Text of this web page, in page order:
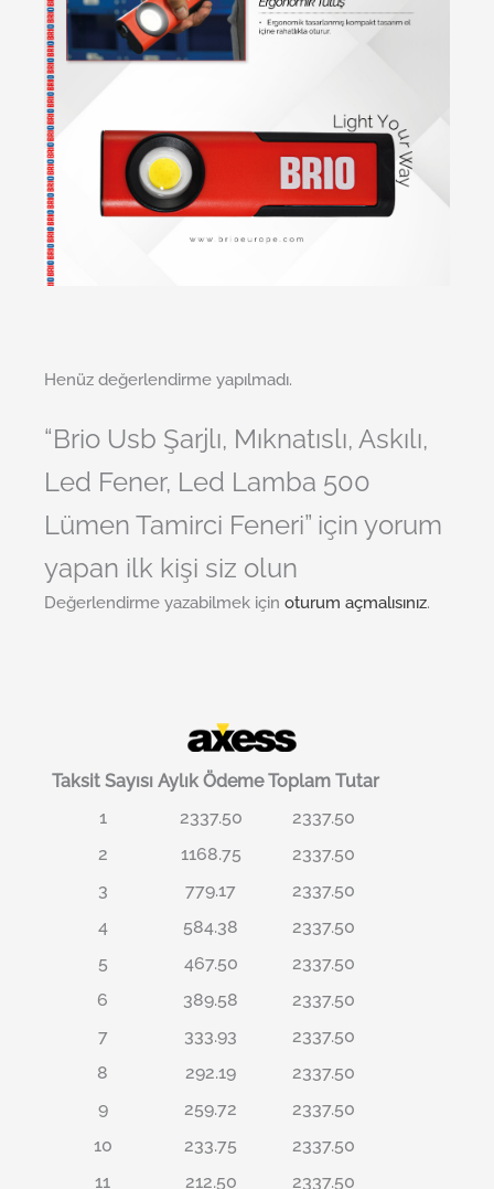
Henüz değerlendirme yapılmadı.
“Brio Usb Şarjlı, Mıknatıslı, Askılı,
Led Fener, Led Lamba 500
Lümen Tamirci Feneri” için yorum
yapan ilk kişi siz olun
Değerlendirme yazabilmek için oturum açmalısınız.
Taksit Sayısı Aylık Ödeme Toplam Tutar
1
2337.50
2337.50
2
1168.75
2337.50
3
779.17
2337.50
4
584.38
2337.50
5
467.50
2337.50
6
389.58
2337.50
7
333.93
2337.50
8
292.19
2337.50
9
259.72
2337.50
10
233.75
2337.50
11
212.50 2337.50